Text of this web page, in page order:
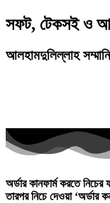
সফট, টেকসই ও
আলহামদুলিল্লাহ
অর্ডার কানফার্ম করতে নিচের
তারপর নিচে দেওয়া ‘অর্ডার